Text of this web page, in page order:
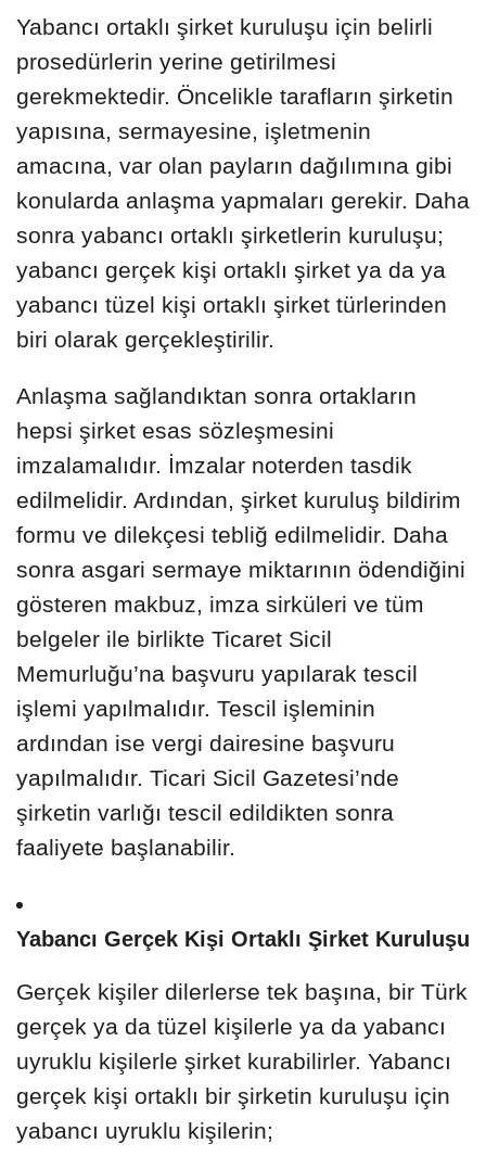
Yabancı ortaklı şirket kuruluşu için belirli
prosedürlerin yerine getirilmesi
gerekmektedir. Öncelikle tarafların şirketin
yapısına, sermayesine, işletmenin
amacına, var olan payların dağılımına gibi
konularda anlaşma yapmaları gerekir. Daha
sonra yabancı ortaklı şirketlerin kuruluşu;
yabancı gerçek kişi ortaklı şirket ya da ya
yabancı tüzel kişi ortaklı şirket türlerinden
biri olarak gerçekleştirilir.
Anlaşma sağlandıktan sonra ortakların
hepsi şirket esas sözleşmesini
imzalamalıdır. İmzalar noterden tasdik
edilmelidir. Ardından, şirket kuruluş bildirim
formu ve dilekçesi tebliğ edilmelidir. Daha
sonra asgari sermaye miktarının ödendiğini
gösteren makbuz, imza sirküleri ve tüm
belgeler ile birlikte Ticaret Sicil
Memurluğu’na başvuru yapılarak tescil
işlemi yapılmalıdır. Tescil işleminin
ardından ise vergi dairesine başvuru
yapılmalıdır. Ticari Sicil Gazetesi’nde
şirketin varlığı tescil edildikten sonra
faaliyete başlanabilir.
Yabancı Gerçek Kişi Ortaklı Şirket Kuruluşu
Gerçek kişiler dilerlerse tek başına, bir Türk
gerçek ya da tüzel kişilerle ya da yabancı
uyruklu kişilerle şirket kurabilirler. Yabancı
gerçek kişi ortaklı bir şirketin kuruluşu için
yabancı uyruklu kişilerin;